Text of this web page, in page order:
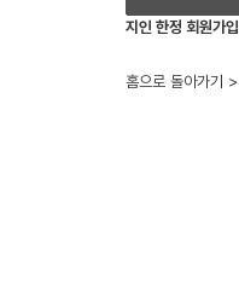
지인 한정 회원가입
홈으로 돌아가기 >